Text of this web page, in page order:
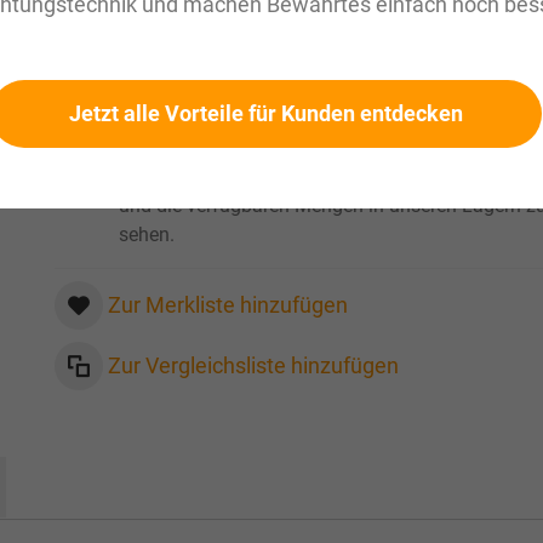
und die verfügbaren Mengen in unseren Lägern
sehen.
Zur Merkliste hinzufügen
Zur Vergleichsliste hinzufügen
Jetzt alle Vorteile für Kunden entdecken